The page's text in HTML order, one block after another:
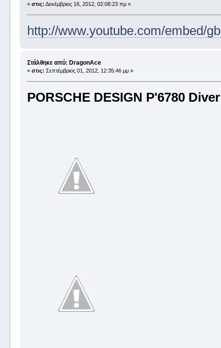
« στις: Δεκέμβριος 16, 2012, 02:08:23 πμ »
http://www.youtube.com/embed/
Στάλθηκε από: DragonAce
« στις: Σεπτέμβριος 01, 2012, 12:35:46 μμ »
PORSCHE DESIGN P'6780